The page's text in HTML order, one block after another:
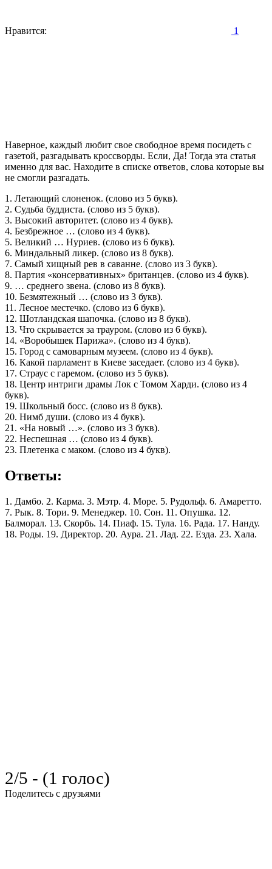
Нравится: 1
Наверное, каждый любит свое свободное время посидеть с
газетой, разгадывать кроссворды. Если, Да! Тогда эта статья
именно для вас. Находите в списке ответов, слова которые вы
не смогли разгадать.
1. Летающий слоненок. (слово из 5 букв).
2. Судьба буддиста. (слово из 5 букв).
3. Высокий авторитет. (слово из 4 букв).
4. Безбрежное … (слово из 4 букв).
5. Великий … Нуриев. (слово из 6 букв).
6. Миндальный ликер. (слово из 8 букв).
7. Самый хищный рев в саванне. (слово из 3 букв).
8. Партия «консервативных» британцев. (слово из 4 букв).
9. … среднего звена. (слово из 8 букв).
10. Безмятежный … (слово из 3 букв).
11. Лесное местечко. (слово из 6 букв).
12. Шотландская шапочка. (слово из 8 букв).
13. Что скрывается за трауром. (слово из 6 букв).
14. «Воробышек Парижа». (слово из 4 букв).
15. Город с самоварным музеем. (слово из 4 букв).
16. Какой парламент в Киеве заседает. (слово из 4 букв).
17. Страус с гаремом. (слово из 5 букв).
18. Центр интриги драмы Лок с Томом Харди. (слово из 4
букв).
19. Школьный босс. (слово из 8 букв).
20. Нимб души. (слово из 4 букв).
21. «На новый …». (слово из 3 букв).
22. Неспешная … (слово из 4 букв).
23. Плетенка с маком. (слово из 4 букв).
Ответы:
1. Дамбо. 2. Карма. 3. Мэтр. 4. Море. 5. Рудольф. 6. Амаретто.
7. Рык. 8. Тори. 9. Менеджер. 10. Сон. 11. Опушка. 12.
Балморал. 13. Скорбь. 14. Пиаф. 15. Тула. 16. Рада. 17. Нанду.
18. Роды. 19. Директор. 20. Аура. 21. Лад. 22. Езда. 23. Хала.
2/5 - (1 голос)
Поделитесь с друзьями